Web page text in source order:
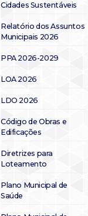
Cidades Sustentáveis
Relatório dos Assuntos
Municipais 2026
PPA 2026-2029
LOA 2026
LDO 2026
Código de Obras e
Edificações
Diretrizes para
Loteamento
Plano Municipal de
Saúde